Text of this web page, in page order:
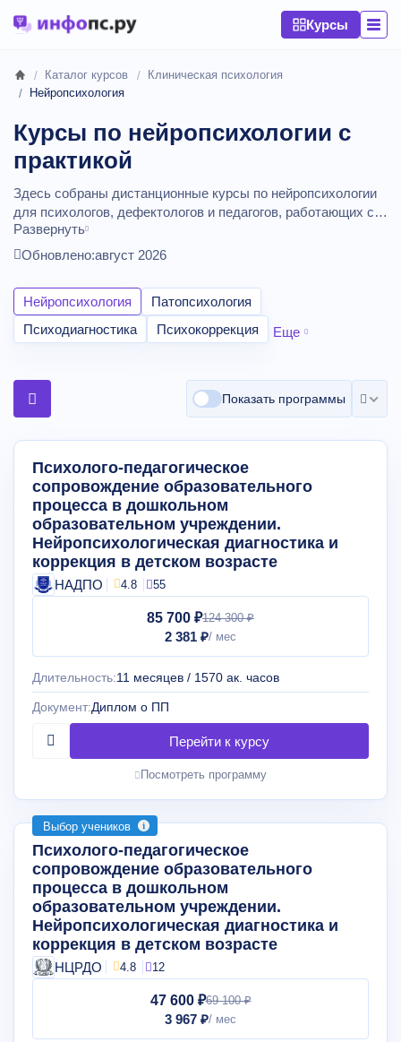
Курсы
Каталог курсов
Клиническая психология
Нейропсихология
Курсы по нейропсихологии с
практикой
Здесь собраны дистанционные курсы по нейропсихологии
для психологов, дефектологов и педагогов, работающих с
детьми и взрослыми. Программы дают базу по работе
мозга, развитию высших психических функций,
включают практические разборы и упражнения. Вы можете
сравнить курсы по возрастному фокусу, объему практики,
формату онлайн‑занятий и выдаваемым документам, чтобы
выбрать обучение, которое реально пригодится в работе.
165000
длительностью от 4 до 2000 академических
часов.
Развернуть
Обновлено:август 2026
Нейропсихология
Патопсихология
Психодиагностика
Психокоррекция Еще
Показать программы
Психолого-педагогическое
сопровождение образовательного
процесса в дошкольном
образовательном учреждении.
Нейропсихологическая диагностика и
коррекция в детском возрасте
НАДПО 4.8 55
85 700 ₽124 300 ₽
2 381 ₽
Длительность:11 месяцев / 1570 ак. часов
Документ:Диплом о ПП
Посмотреть программу
Выбор учеников
Психолого-педагогическое
сопровождение образовательного
процесса в дошкольном
образовательном учреждении.
Нейропсихологическая диагностика и
коррекция в детском возрасте
НЦРДО 4.8 12
47 600 ₽69 100 ₽
3 967 ₽